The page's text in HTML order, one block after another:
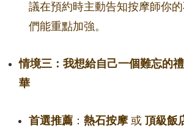
議在預約時主動告知按摩師你
們能重點加強。
情境三：我想給自己一個難忘的
華
首選推薦 ： 熱石按摩或 頂級飯